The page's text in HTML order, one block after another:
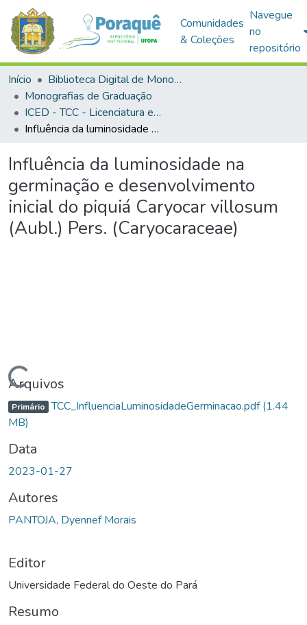
Comunidades
& Coleções
Navegue
no
repositório
Início
Biblioteca Digital de Monografias (BDM)
Monografias de Graduação
ICED - TCC - Licenciatura em Ciências Biológicas
Influência da luminosidade na germinação e desenvolvimento inicial do piquiá Caryocar villosum (Aubl.) Pers. (Caryocaraceae)
Influência da luminosidade na
germinação e desenvolvimento
inicial do piquiá Caryocar villosum
(Aubl.) Pers. (Caryocaraceae)
Arquivos
Primário TCC_InfluenciaLuminosidadeGerminacao.pdf(1.44
MB)
Data
2023-01-27
Autores
PANTOJA, Dyennef Morais
Editor
Universidade Federal do Oeste do Pará
Resumo